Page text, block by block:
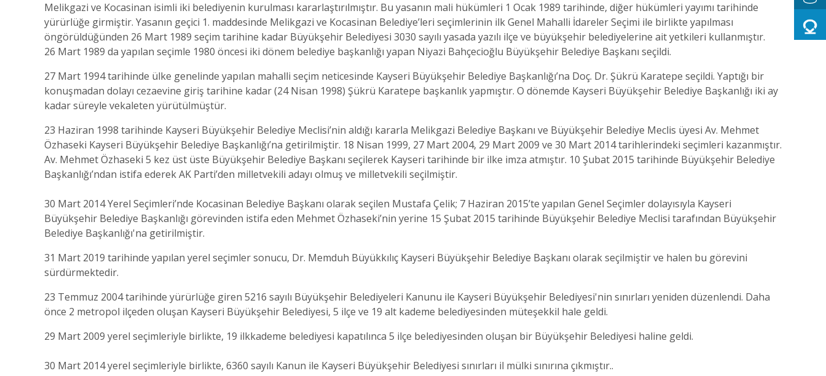
Melikgazi ve Kocasinan isimli iki belediyenin kurulması kararlaştırılmıştır. Bu yasanın mali hükümleri 1 Ocak 1989 tarihinde, diğer hükümleri yayımı tarihinde
yürürlüğe girmiştir. Yasanın geçici 1. maddesinde Melikgazi ve Kocasinan Belediye’leri seçimlerinin ilk Genel Mahalli İdareler Seçimi ile birlikte yapılması
öngörüldüğünden 26 Mart 1989 seçim tarihine kadar Büyükşehir Belediyesi 3030 sayılı yasada yazılı ilçe ve büyükşehir belediyelerine ait yetkileri kullanmıştır.
26 Mart 1989 da yapılan seçimle 1980 öncesi iki dönem belediye başkanlığı yapan Niyazi Bahçecioğlu Büyükşehir Belediye Başkanı seçildi.
27 Mart 1994 tarihinde ülke genelinde yapılan mahalli seçim neticesinde Kayseri Büyükşehir Belediye Başkanlığı’na Doç. Dr. Şükrü Karatepe seçildi. Yaptığı bir
konuşmadan dolayı cezaevine giriş tarihine kadar (24 Nisan 1998) Şükrü Karatepe başkanlık yapmıştır. O dönemde Kayseri Büyükşehir Belediye Başkanlığı iki ay
kadar süreyle vekaleten yürütülmüştür.
23 Haziran 1998 tarihinde Kayseri Büyükşehir Belediye Meclisi’nin aldığı kararla Melikgazi Belediye Başkanı ve Büyükşehir Belediye Meclis üyesi Av. Mehmet
Özhaseki Kayseri Büyükşehir Belediye Başkanlığı’na getirilmiştir. 18 Nisan 1999, 27 Mart 2004, 29 Mart 2009 ve 30 Mart 2014 tarihlerindeki seçimleri kazanmıştır.
Av. Mehmet Özhaseki 5 kez üst üste Büyükşehir Belediye Başkanı seçilerek Kayseri tarihinde bir ilke imza atmıştır. 10 Şubat 2015 tarihinde Büyükşehir Belediye
Başkanlığı’ndan istifa ederek AK Parti’den milletvekili adayı olmuş ve milletvekili seçilmiştir.
30 Mart 2014 Yerel Seçimleri’nde Kocasinan Belediye Başkanı olarak seçilen Mustafa Çelik; 7 Haziran 2015’te yapılan Genel Seçimler dolayısıyla Kayseri
Büyükşehir Belediye Başkanlığı görevinden istifa eden Mehmet Özhaseki’nin yerine 15 Şubat 2015 tarihinde Büyükşehir Belediye Meclisi tarafından Büyükşehir
Belediye Başkanlığı'na getirilmiştir.
31 Mart 2019 tarihinde yapılan yerel seçimler sonucu, Dr. Memduh Büyükkılıç Kayseri Büyükşehir Belediye Başkanı olarak seçilmiştir ve halen bu görevini
sürdürmektedir.
23 Temmuz 2004 tarihinde yürürlüğe giren 5216 sayılı Büyükşehir Belediyeleri Kanunu ile Kayseri Büyükşehir Belediyesi'nin sınırları yeniden düzenlendi. Daha
önce 2 metropol ilçeden oluşan Kayseri Büyükşehir Belediyesi, 5 ilçe ve 19 alt kademe belediyesinden müteşekkil hale geldi.
29 Mart 2009 yerel seçimleriyle birlikte, 19 ilkkademe belediyesi kapatılınca 5 ilçe belediyesinden oluşan bir Büyükşehir Belediyesi haline geldi.
30 Mart 2014 yerel seçimleriyle birlikte, 6360 sayılı Kanun ile Kayseri Büyükşehir Belediyesi sınırları il mülki sınırına çıkmıştır..